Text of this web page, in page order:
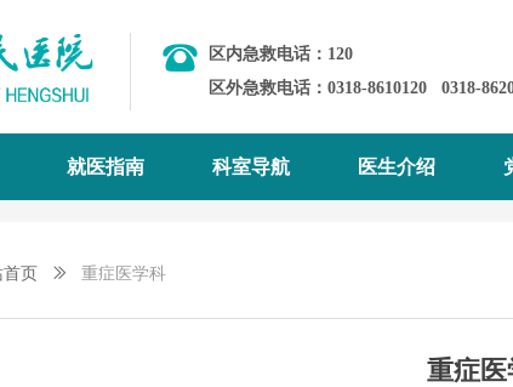
就医指南 科室导航 医生介绍
区内急救电话：120
区外急救电话：0318-8610120 0318-
页 ꅀ 重症医学科
重症